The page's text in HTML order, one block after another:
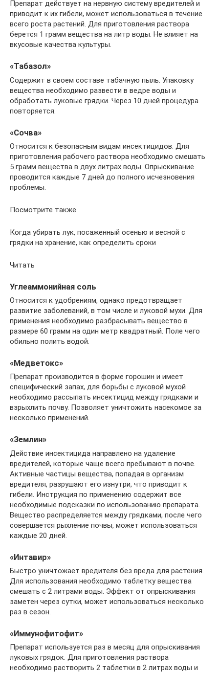
Препарат действует на нервную систему вредителей и
приводит к их гибели, может использоваться в течение
всего роста растений. Для приготовления раствора
берется 1 грамм вещества на литр воды. Не влияет на
вкусовые качества культуры.
«Табазол»
Содержит в своем составе табачную пыль. Упаковку
вещества необходимо развести в ведре воды и
обработать луковые грядки. Через 10 дней процедура
повторяется.
«Сочва»
Относится к безопасным видам инсектицидов. Для
приготовления рабочего раствора необходимо смешать
5 грамм вещества в двух литрах воды. Опрыскивание
проводится каждые 7 дней до полного исчезновения
проблемы.
Посмотрите также
Когда убирать лук, посаженный осенью и весной с
грядки на хранение, как определить сроки
Читать
Углеаммонийная соль
Относится к удобрениям, однако предотвращает
развитие заболеваний, в том числе и луковой мухи. Для
применения необходимо разбрасывать вещество в
размере 60 грамм на один метр квадратный. Поле чего
обильно полить водой.
«Медветокс»
Препарат производится в форме горошин и имеет
специфический запах, для борьбы с луковой мухой
необходимо рассыпать инсектицид между грядками и
взрыхлить почву. Позволяет уничтожить насекомое за
несколько применений.
«Землин»
Действие инсектицида направлено на удаление
вредителей, которые чаще всего пребывают в почве.
Активные частицы вещества, попадая в организм
вредителя, разрушают его изнутри, что приводит к
гибели. Инструкция по применению содержит все
необходимые подсказки по использованию препарата.
Вещество распределяется между грядками, после чего
совершается рыхление почвы, может использоваться
каждые 20 дней.
«Интавир»
Быстро уничтожает вредителя без вреда для растения.
Для использования необходимо таблетку вещества
смешать с 2 литрами воды. Эффект от опрыскивания
заметен через сутки, может использоваться несколько
раз в сезон.
«Иммунофитофит»
Препарат используется раз в месяц для опрыскивания
луковых грядок. Для приготовления раствора
необходимо растворить 2 таблетки в 2 литрах воды и